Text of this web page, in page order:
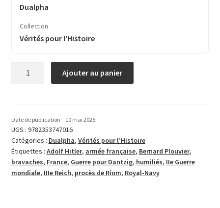
Dualpha
Collection
Vérités pour l'Histoire
en
présence
(septembre
1939-
mai
1940)
Ajouter au panier
Date de publication : 10 mai 2026
UGS : 9782353747016
Catégories : Dualpha, Vérités pour l’Histoire
Étiquettes : Adolf Hitler, armée française, Bernard Plouvier,
bravaches, France, Guerre pour Dantzig, humiliés, IIe Guerre
mondiale, IIIe Reich, procès de Riom, Royal-Navy